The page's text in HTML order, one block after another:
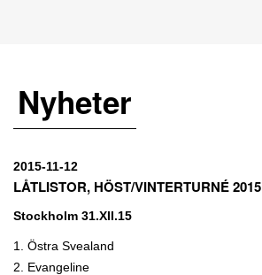
Nyheter
2015-11-12
LÅTLISTOR, HÖST/VINTERTURNÉ 2015
Stockholm 31.XII.15
1. Östra Svealand
2. Evangeline